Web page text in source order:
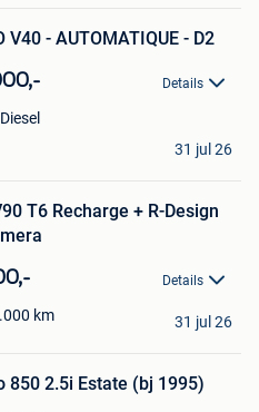
V40 - AUTOMATIQUE - D2
Details
Diesel
31 jul 26
T6 Recharge + R-Design
Details
km 31 jul 26
850 2.5i Estate (bj 1995)